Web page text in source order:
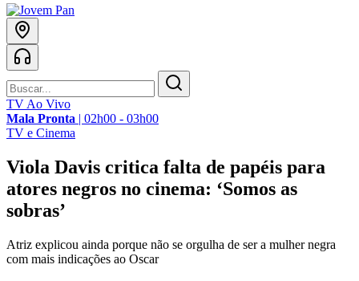
TV Ao Vivo
Mala Pronta | 02h00 - 03h00
TV e Cinema
Viola Davis critica falta de papéis para
atores negros no cinema: ‘Somos as
sobras’
Atriz explicou ainda porque não se orgulha de ser a mulher negra
com mais indicações ao Oscar